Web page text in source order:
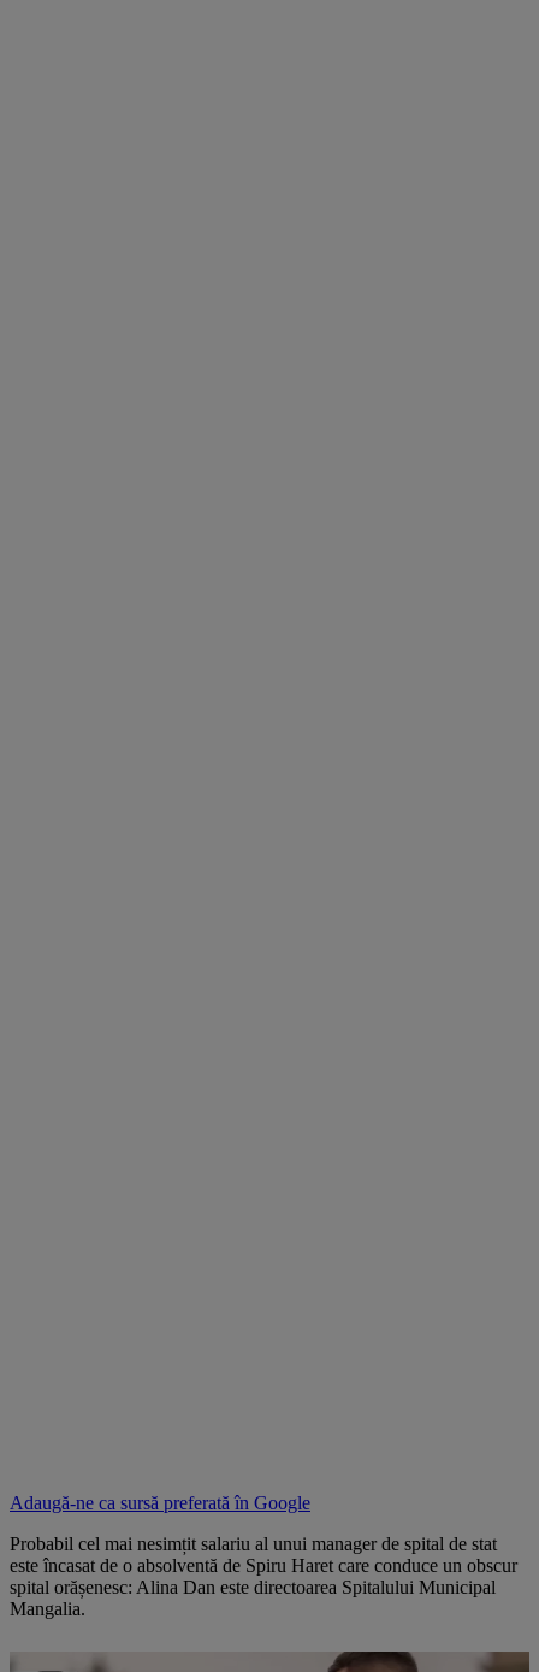
Adaugă-ne ca sursă preferată în Google
Probabil cel mai nesimțit salariu al unui manager de spital de stat
este încasat de o absolventă de Spiru Haret care conduce un obscur
spital orășenesc: Alina Dan este directoarea Spitalului Municipal
Mangalia.